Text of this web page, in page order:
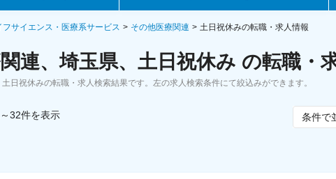
ビス 転職ノウハウ
データで見る転職
サイエンス・医療系サービス その他医療関連 土日祝休みの転職・求人情報
連、埼玉県、土日祝休み の転職・
日祝休みの転職・求人検索結果です。左の求人検索条件にて絞込みができます。
32件を表示 条件で